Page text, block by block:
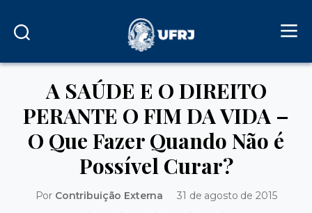
A SAÚDE E O DIREITO
PERANTE O FIM DA VIDA –
O Que Fazer Quando Não é
Possível Curar?
Por Contribuição Externa 31 de agosto de 2015